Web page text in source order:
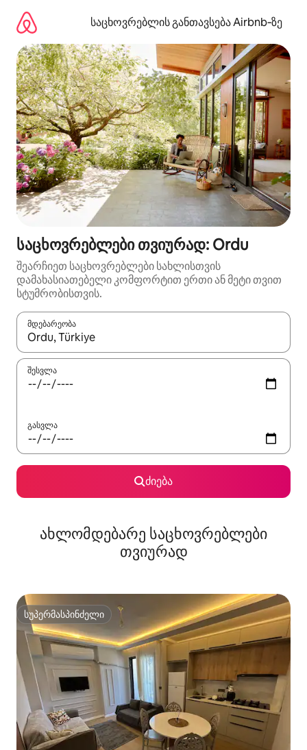
გადასვლა
საცხოვრებლის განთავსება Airbnb‑ზე
საცხოვრებლები თვიურად: Ordu
შეარჩიეთ საცხოვრებლები სახლისთვის
დამახასიათებელი კომფორტით ერთი ან მეტი თვით
სტუმრობისთვის.
მდებარეობა
როცა შედეგები ხელმისაწვდომი გახდება, ნავიგაციისთვის
შესვლა
გასვლა
ძიება
ახლომდებარე საცხოვრებლები
თვიურად
სუპერმასპინძელი
სუპერმასპინძელი